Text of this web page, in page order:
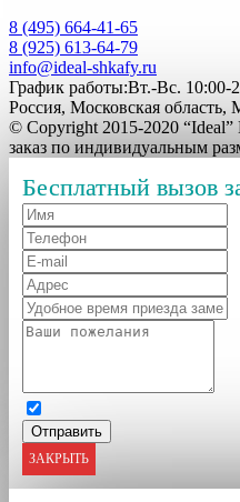
8 (495) 664-41-65
8 (925) 613-64-79
info@ideal-shkafy.ru
График работы:Вт.-Вс. 10:00-
Россия, Московская
© Copyright 2015-2020
заказ по индивидуальным
Бесплатный вызов
ЗАКРЫТЬ